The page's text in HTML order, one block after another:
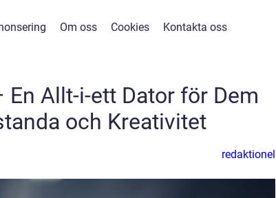
Om oss Cookies Kontakta oss
Allt-i-ett Dator för Dem
och Kreativitet
redaktionel